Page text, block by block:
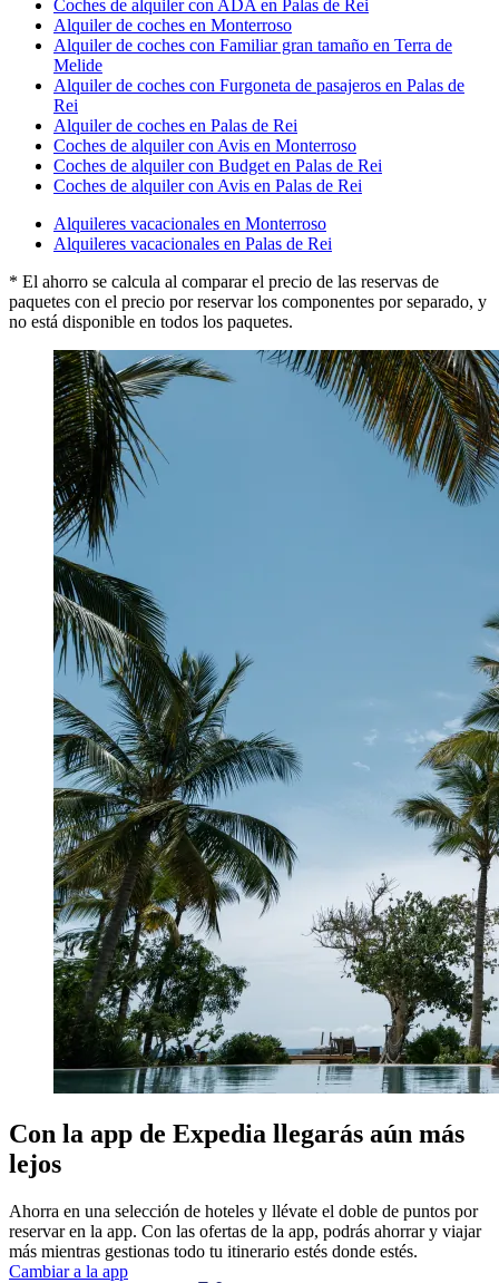
Coches de alquiler con ADA en Palas de Rei
Alquiler de coches en Monterroso
Alquiler de coches con Familiar gran tamaño en Terra de
Melide
Alquiler de coches con Furgoneta de pasajeros en Palas de
Rei
Alquiler de coches en Palas de Rei
Coches de alquiler con Avis en Monterroso
Coches de alquiler con Budget en Palas de Rei
Coches de alquiler con Avis en Palas de Rei
Alquileres vacacionales en Monterroso
Alquileres vacacionales en Palas de Rei
* El ahorro se calcula al comparar el precio de las reservas de
paquetes con el precio por reservar los componentes por separado, y
no está disponible en todos los paquetes.
Con la app de Expedia llegarás aún más
lejos
Ahorra en una selección de hoteles y llévate el doble de puntos por
reservar en la app. Con las ofertas de la app, podrás ahorrar y viajar
más mientras gestionas todo tu itinerario estés donde estés.
Cambiar a la app